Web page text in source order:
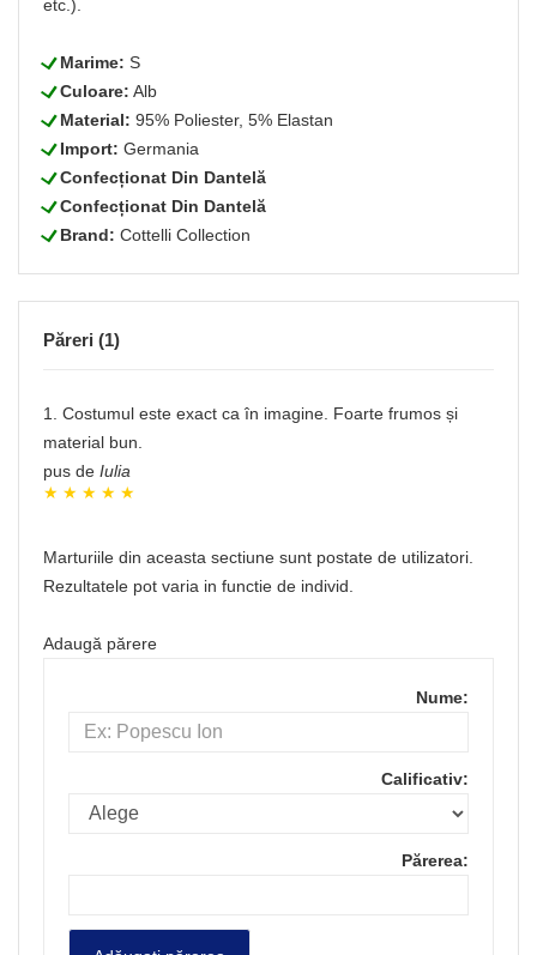
etc.).
LMarime: S
LCuloare: Alb
LMaterial: 95% Poliester, 5% Elastan
LImport: Germania
LConfecționat Din Dantelă
LConfecționat Din Dantelă
LBrand: Cottelli Collection
Păreri (1)
1. Costumul este exact ca în imagine. Foarte frumos și
material bun.
pus de Iulia
Marturiile din aceasta sectiune sunt postate de utilizatori.
Rezultatele pot varia in functie de individ.
Adaugă părere
Nume:
Calificativ:
Părerea: